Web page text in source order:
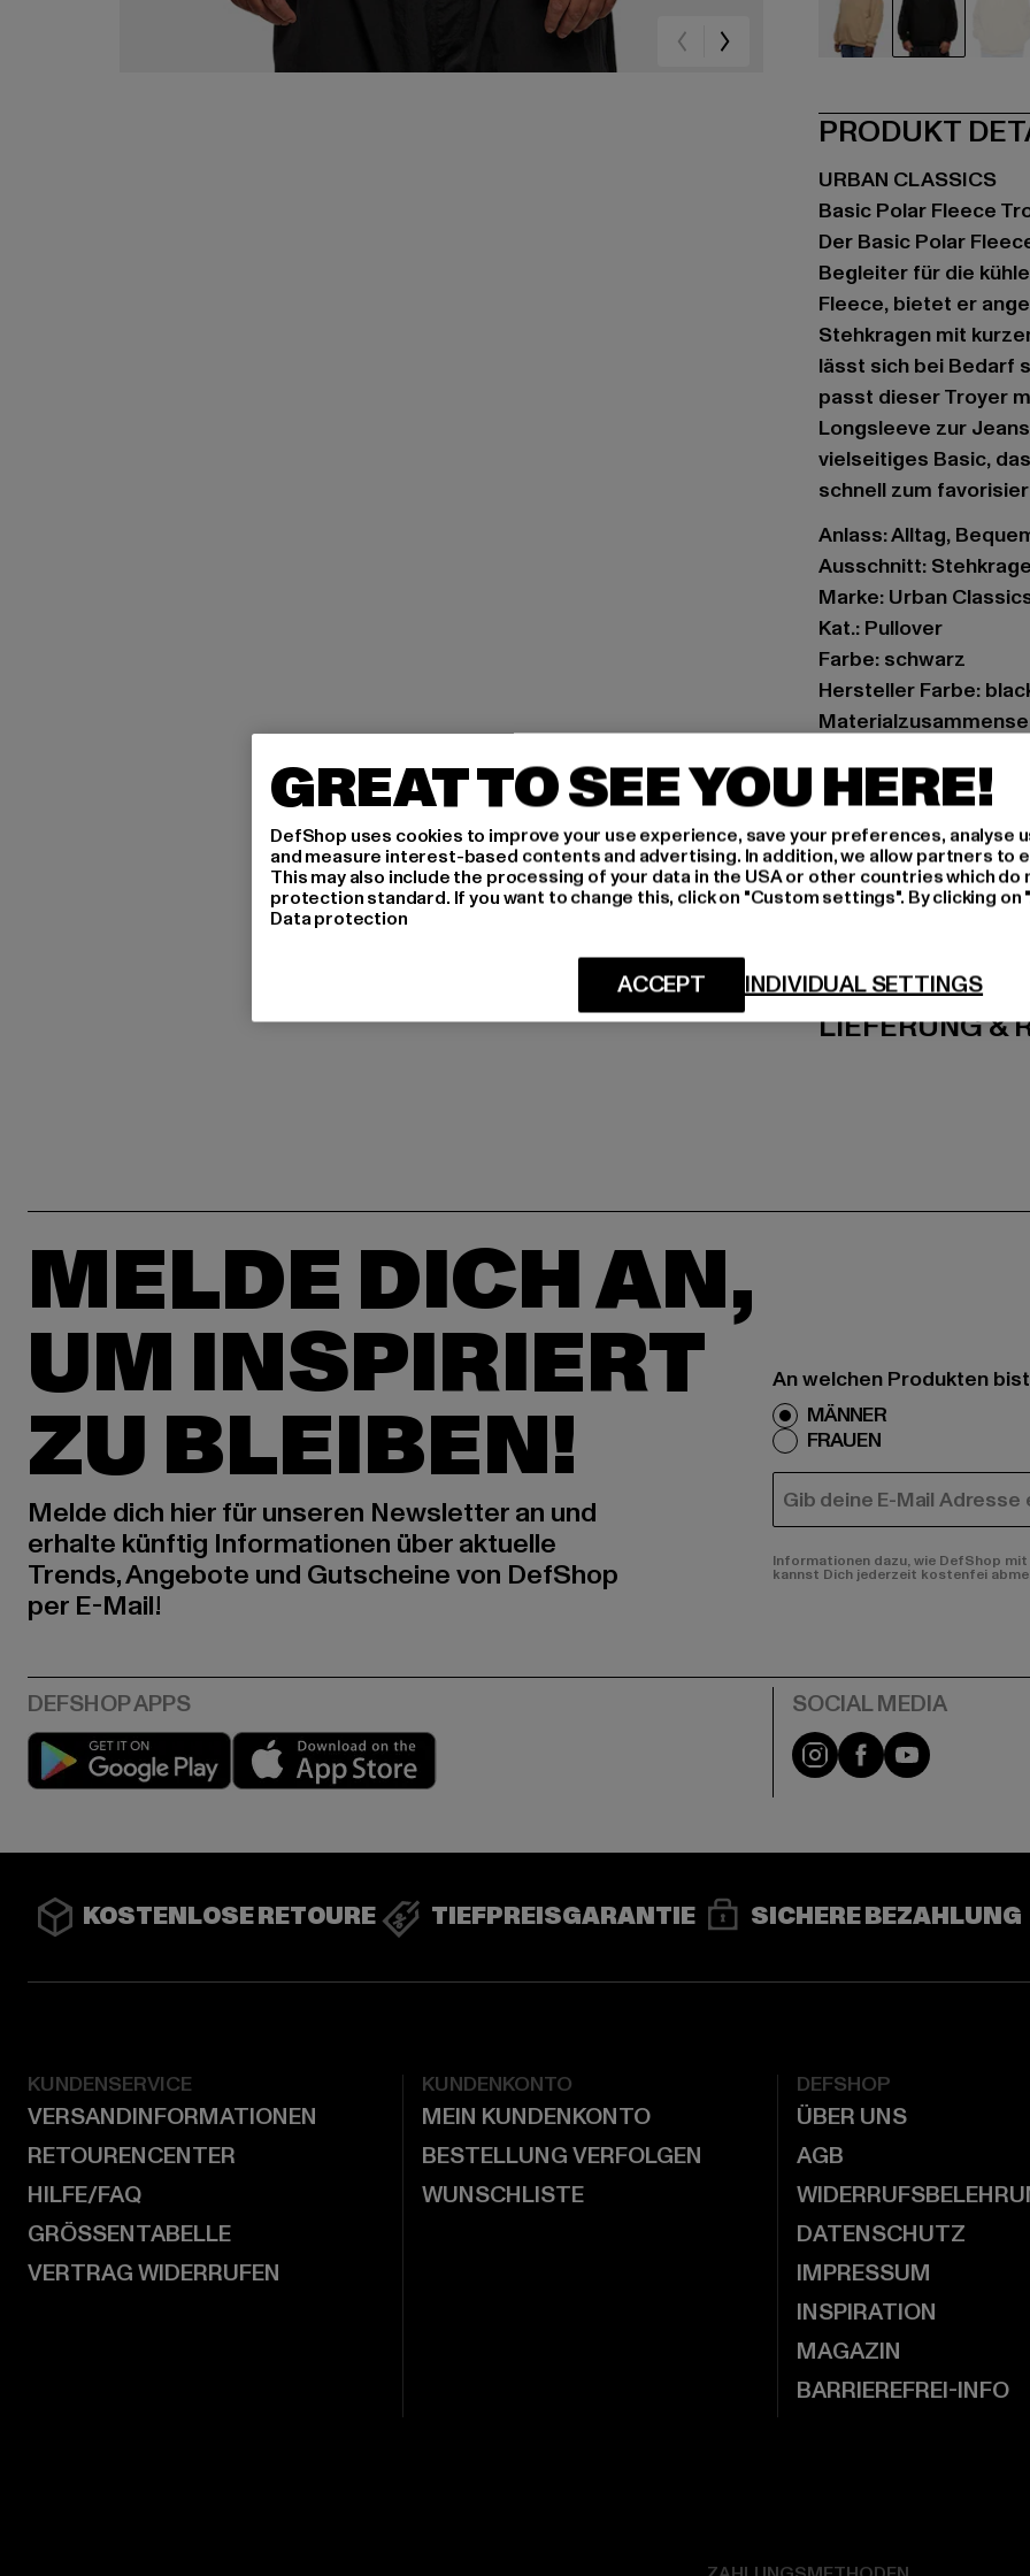
PRODUKT
URBAN CLASSICS
Basic Polar Fleece
Der Basic Polar
Begleiter für die
Fleece, bietet er
Stehkragen mit
lässt sich bei Bedarf
passt dieser Troyer
Longsleeve zur
vielseitiges Basic,
schnell zum
Anlass: Alltag,
Ausschnitt:
Marke: Urban
Kat.: Pullover
Farbe: schwarz
Hersteller Farbe:
Hersteller: TB
Dr.-Robert-Murjahn-
LIEFERUNG &
MELDE DICH AN,
UM INSPIRIERT
ZU BLEIBEN!
Melde dich hier für unseren Newsletter an und
erhalte künftig Informationen über aktuelle
Trends, Angebote und Gutscheine von DefShop
per E-Mail!
An welchen Produkten
MÄNNER
FRAUEN
E-MAIL
Informationen dazu, wie DefShop
kannst Dich jederzeit kostenfei
Play market Instagram
FacebookYouTube
KOSTENLOSE RETOURE TIEFPREISGARANTIE SICHERE BEZAHLUNG
KUNDENSERVICE
VERSANDINFORMATIONEN
RETOURENCENTER
HILFE/FAQ
GRÖSSENTABELLE
VERTRAG WIDERRUFEN
KUNDENKONTO
MEIN KUNDENKONTO
BESTELLUNG VERFOLGEN
WUNSCHLISTE
DEFSHOP
ÜBER UNS
AGB
DATENSCHUTZ
IMPRESSUM
INSPIRATION
MAGAZIN
BARRIEREFREI-INFO
GREAT TO SEE YOU HERE!
DefShop uses cookies to improve your use experience, save your preferences, analyse
and measure interest-based contents and advertising. In addition, we allow partners to
This may also include the processing of your data in the USA or other countries which do
protection standard. If you want to change this, click on "Custom settings". By clicking
Data protection
INDIVIDUAL SETTINGS
ACCEPT